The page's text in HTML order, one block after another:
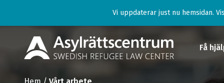
Vi uppdaterar just nu hemsidan.
Få